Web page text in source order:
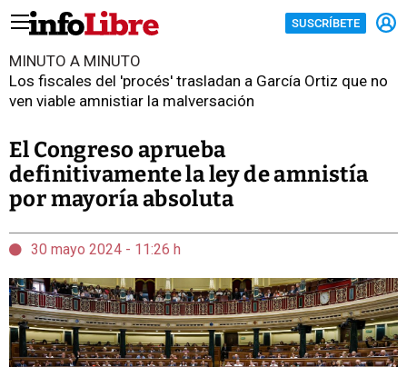
SUSCRÍBETE
MINUTO A MINUTO
Los fiscales del 'procés' trasladan a García Ortiz que no
ven viable amnistiar la malversación
El Congreso aprueba
definitivamente la ley de amnistía
por mayoría absoluta
30 mayo 2024 - 11:26 h